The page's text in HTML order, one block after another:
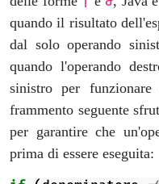
quando il risultato
dal solo operando
quando l'operando
sinistro per
frammento seguente
per garantire che
prima di essere eseguita: